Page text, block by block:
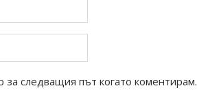
следващия път когато коментирам.